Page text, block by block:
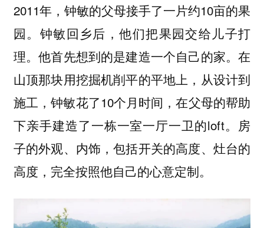
2011年，钟敏的父母接手了一片约10亩的果
园。钟敏回乡后，他们把果园交给儿子打
理。他首先想到的是建造一个自己的家。在
山顶那块用挖掘机削平的平地上，从设计到
施工，钟敏花了10个月时间，在父母的帮助
下亲手建造了一栋一室一厅一卫的loft。房
子的外观、内饰，包括开关的高度、灶台的
高度，完全按照他自己的心意定制。